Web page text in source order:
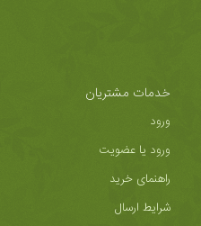
خدمات مشتریان
ورود
ورود یا عضویت
راهنمای خرید
شرایط ارسال